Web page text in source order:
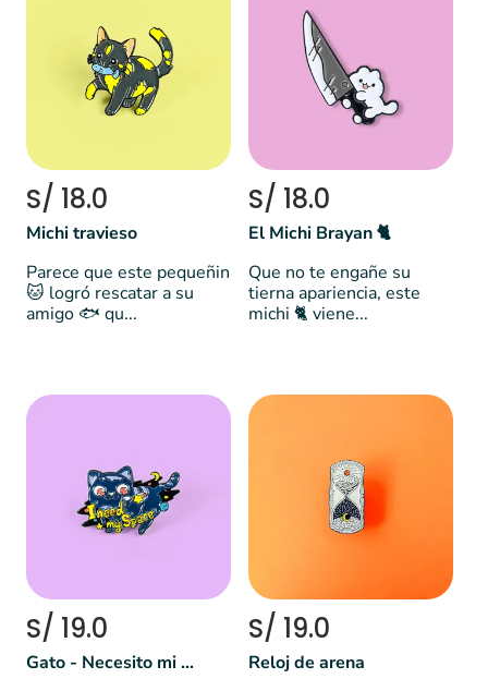
S/ 18.0
Michi travieso
Parece que este pequeñin
🐱 logró rescatar a su
amigo 🐟 qu...
S/ 18.0
El Michi Brayan 🐈
Que no te engañe su
tierna apariencia, este
michi 🐈 viene...
S/ 19.0
Gato - Necesito mi espacio
S/ 19.0
Reloj de arena